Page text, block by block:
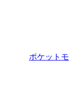
ポケットモ